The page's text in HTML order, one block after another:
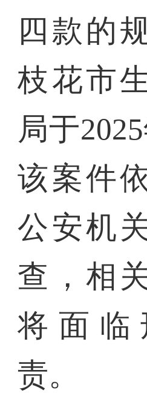
四款的
枝花市
局于
该案件
公安机
查，相
将面临
责。